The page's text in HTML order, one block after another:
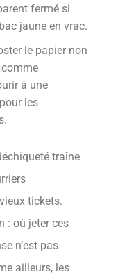
fermé si
jaune en vrac.
le papier non
à une
les
traîne
tickets.
: où jeter ces
n’est pas
ailleurs, les